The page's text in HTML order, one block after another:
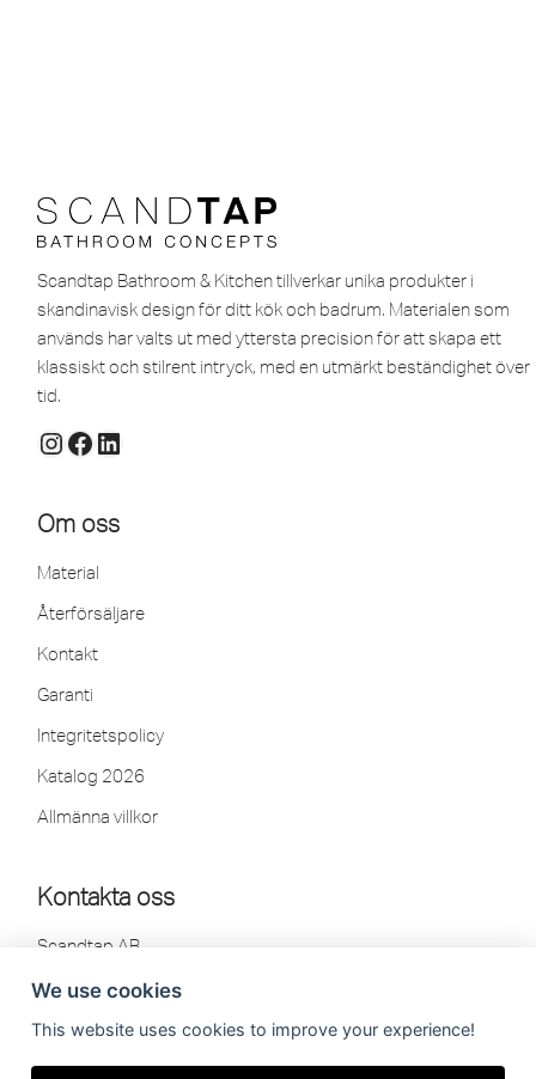
Scandtap Bathroom & Kitchen tillverkar unika produkter i
skandinavisk design för ditt kök och badrum. Materialen som
används har valts ut med yttersta precision för att skapa ett
klassiskt och stilrent intryck, med en utmärkt beständighet över
tid.
Om oss
Material
Återförsäljare
Kontakt
Garanti
Integritetspolicy
Katalog 2026
Allmänna villkor
Kontakta oss
Scandtap AB
302 41 Halmstad, Sweden
Tel: 035-260 75 80
info[at]scandtap.com
We use cookies
This website uses cookies to improve your experience!